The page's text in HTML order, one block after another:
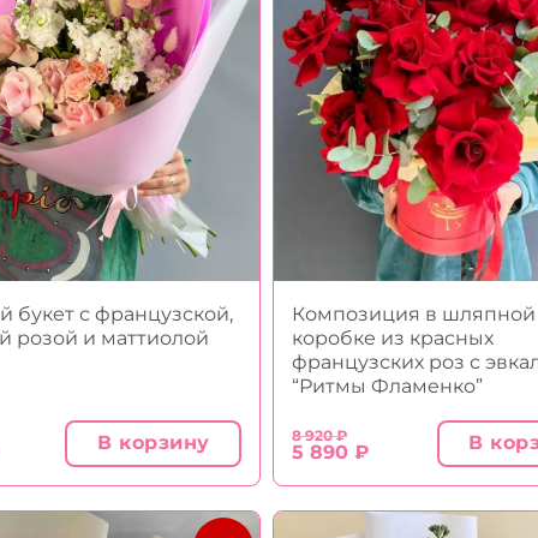
букет с французской,
розой и маттиолой
В корзину
Композиция в шляпной
коробке из красных
французских роз с
“Ритмы Фламенко”
8 920₽
Первоначальная
составляла
5 890₽
Текущая
5
В